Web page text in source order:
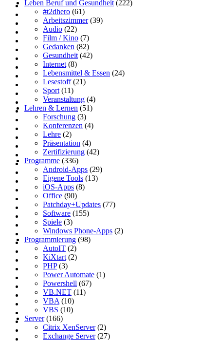
Leben Beruf und Gesundheit (222)
#t2dhero (61)
Arbeitszimmer(39)
Audio (22)
Film / Kino (7)
Gedanken (82)
Gesundheit (42)
Internet (8)
Lebensmittel & Essen (24)
Lesestoff(21)
Sport (11)
Veranstaltung (4)
Lehren & Lernen (51)
Forschung (3)
Konferenzen (4)
Lehre (2)
Präsentation (4)
Zertifizierung (42)
Programme (336)
Android-Apps (29)
Eigene Tools (13)
iOS-Apps (8)
Office (90)
Patchday+Updates (77)
Software (155)
Spiele (3)
Windows Phone-Apps (2)
Programmierung (98)
AutoIT (2)
KiXtart (2)
PHP(3)
Power Automate (1)
Powershell (67)
VB.NET (11)
VBA (10)
VBS (10)
Server(166)
Citrix XenServer(2)
Exchange Server(27)